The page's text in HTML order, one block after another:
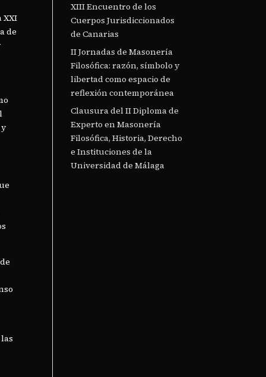
XXI
de
XIII Encuentro de los
Cuerpos Jurisdiccionados
de Canarias
II Jornadas de Masonería
Filosófica: razón, símbolo y
libertad como espacio de
reflexión contemporánea
Clausura del II Diploma de
Experto en Masonería
Filosófica, Historia, Derecho
e Instituciones de la
Universidad de Málaga